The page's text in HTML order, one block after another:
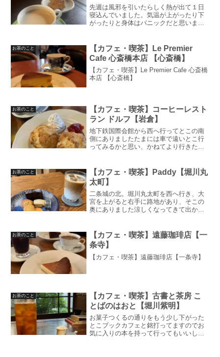
先週は風邪を引いたらしく熱が出て１日
寝込んでいました。気温が上がったり下
がったりと身体はパニックだと思いま
そういう週もあります！ほんぺん千本下
立売を西にまっすぐ行くと北...
お茶のこと
【カフェ・喫茶】Le Premier
Cafe 心斎橋本店 【心斎橋】
【カフェ・喫茶】Le Premier Cafe 心斎橋
本店 【心斎橋】
お茶のこと
【カフェ・喫茶】コーヒーレスト
ラン ドルフ【岩倉】
地下鉄国際会館から西へ行ってとこの南
側にありましたたまには車で遠いとこ行
ってみるかと思い、かねてより行きたか
客さんは絶えなかったが、20分待ったく
らいで入店昼に行くな...
お茶のこと
【カフェ・喫茶】Paddy【堀川丸
太町】
二条城の北。堀川丸太町を西へ行き、大
宮を上がると右手に路地があり、そこの
奥にありました涼しくなってきて出かけ
て見てたら、こんなとこに良さげなカフ
ェが！さっそく寄ってき...
お茶のこと
【カフェ・喫茶】遠藤珈琲店【一
条寺】
【カフェ・喫茶】遠藤珈琲店【一条寺】
お茶のこと
【カフェ・喫茶】古書と茶房 こ
とばのはおと【堀川紫明】
お菓子つくるの通りをもう少し下がった
とこブックカフェと銘打ってますのでお
気に入りの本を持って行ってもいいし、